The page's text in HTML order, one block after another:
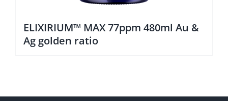
ELIXIRIUM™ MAX 77ppm 480ml Au &
Ag golden ratio